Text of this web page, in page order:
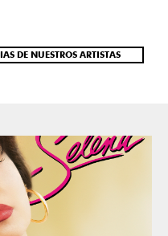
DE NUESTROS ARTISTAS